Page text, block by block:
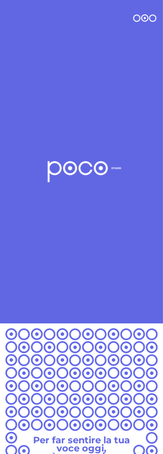
Per far sentire la tua
voce oggi,